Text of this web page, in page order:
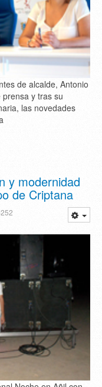
de alcalde, Antonio
y tras su
las novedades
y modernidad
de Criptana